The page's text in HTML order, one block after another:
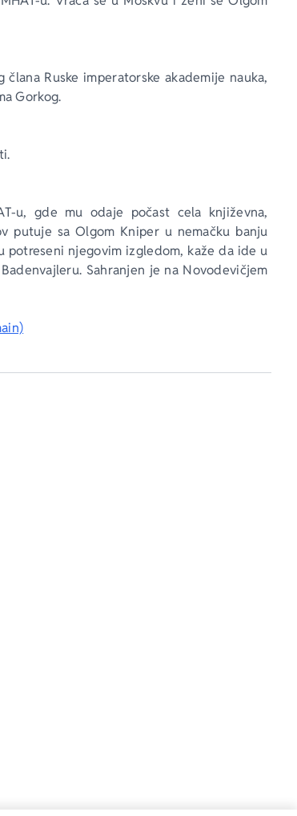
Ruske imperatorske akademije nauka,
Gorkog.
u, gde mu odaje počast cela književna,
putuje sa Olgom Kniper u nemačku banju
potreseni njegovim izgledom, kaže da ide u
Sahranjen je na Novodevičjem